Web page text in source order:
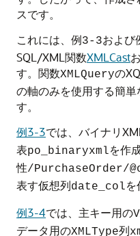
スです。
これには、 例3-3および
SQL/XML関数XMLCast
す。関数XMLQueryの
の軸のみを使用する簡
す。
例3-3では、バイナリ
表po_binaryxmlを作
性/PurchaseOrder/
表す仮想列date_colを
例3-4では、主キー用の
データ用のXMLType列